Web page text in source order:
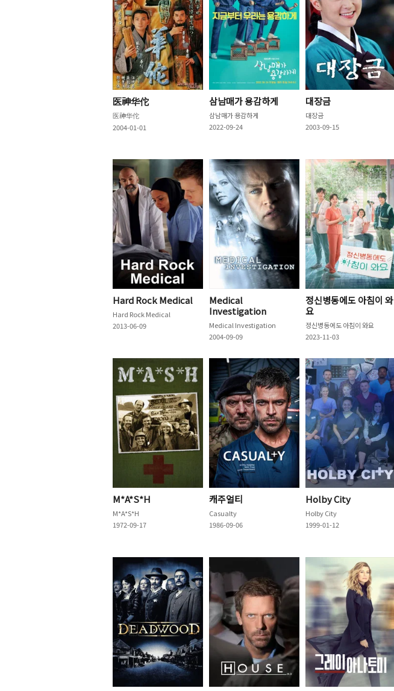
医神华佗
医神华佗
2004-01-01
삼남매가 용감하게
삼남매가 용감하게
2022-09-24
대장금
대장금
2003-09-15
Hard Rock Medical
Hard Rock Medical
2013-06-09
Medical
Investigation
Medical Investigation
2004-09-09
정신병동에도 아침이 와
요
정신병동에도 아침이 와요
2023-11-03
M*A*S*H
M*A*S*H
1972-09-17
캐주얼티
Casualty
1986-09-06
Holby City
Holby City
1999-01-12